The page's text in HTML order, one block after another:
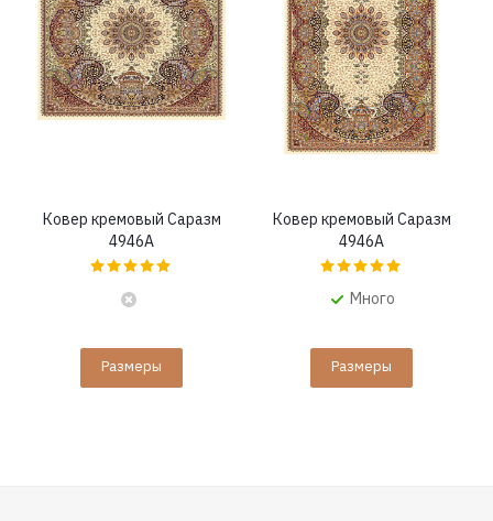
Ковер кремовый Саразм
4946A
Размеры
Ковер кремовый Саразм
4946A
Много
Размеры